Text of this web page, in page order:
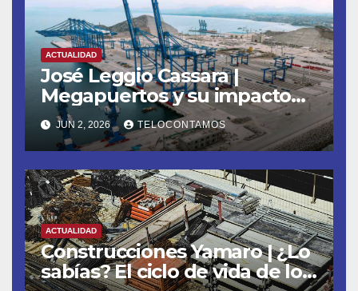
ACTUALIDAD
José Leggio Cassara |
Megapuertos y su impacto
en el turismo y el comercio
global
JUN 2, 2026 TELOCONTAMOS
ACTUALIDAD
Construcciones Yamaro | ¿Lo
sabías? El ciclo de vida de los